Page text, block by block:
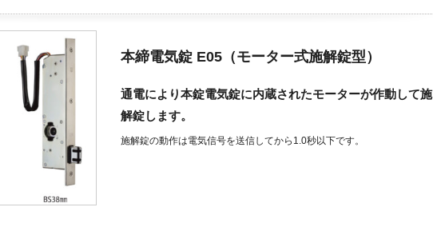
本締電気錠 E05（モーター式施解錠型）
通電により本錠電気錠に内蔵されたモーターが作動して施
解錠します。
施解錠の動作は電気信号を送信してから1.0秒以下です。